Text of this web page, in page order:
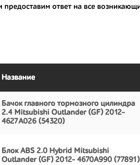
предоставим ответ на все
Название
Бачок главного тормозного цилиндра
2.4 Mitsubishi Outlander (GF) 2012-
4627A026 (54320)
Блок ABS 2.0 Hybrid Mitsubishi
Outlander (GF) 2012- 4670A990 (77891)